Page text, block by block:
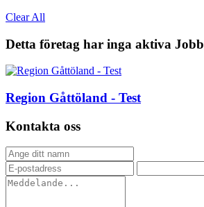
Clear All
Detta företag har inga aktiva Jobb
Region Gåttöland - Test
Kontakta oss